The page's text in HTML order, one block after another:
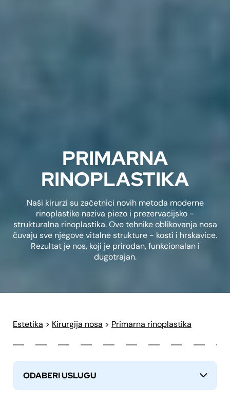
PRIMARNA
RINOPLASTIKA
Naši kirurzi su začetnici novih metoda moderne
rinoplastike naziva piezo i prezervacijsko -
strukturalna rinoplastika. Ove tehnike oblikovanja nosa
čuvaju sve njegove vitalne strukture - kosti i hrskavice.
Rezultat je nos, koji je prirodan, funkcionalan i
dugotrajan.
Estetika > Kirurgija nosa > Primarna rinoplastika
ODABERI USLUGU ↓